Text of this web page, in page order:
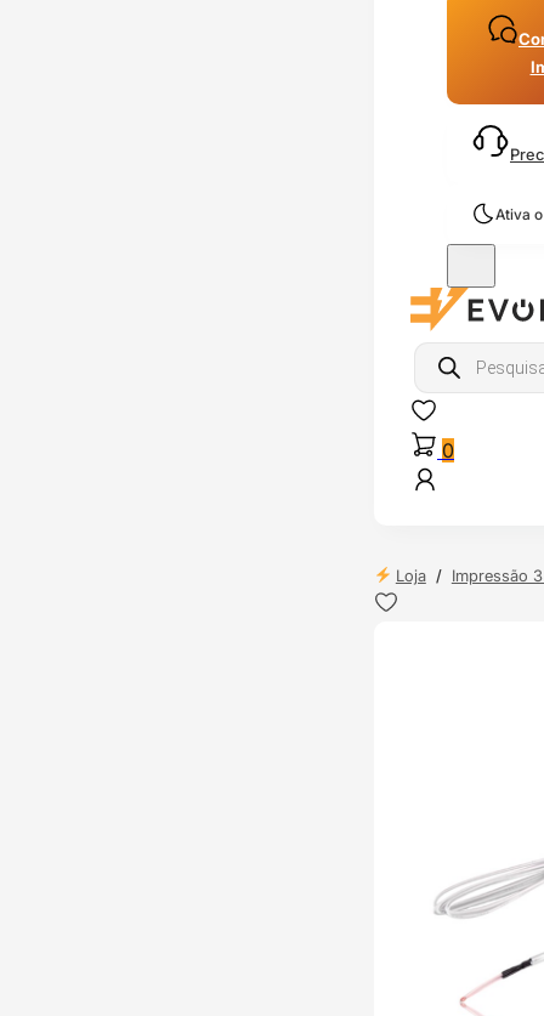
Ativa
Products
search
0
Loja / Impressão